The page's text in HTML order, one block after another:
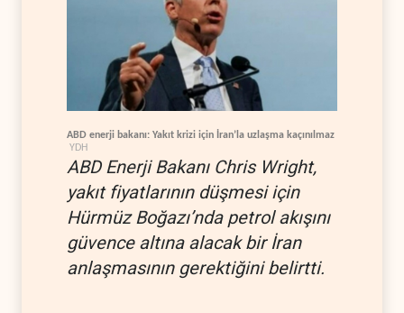
ABD enerji bakanı: Yakıt krizi için İran’la uzlaşma kaçınılmaz
YDH
ABD Enerji Bakanı Chris Wright,
yakıt fiyatlarının düşmesi için
Hürmüz Boğazı’nda petrol akışını
güvence altına alacak bir İran
anlaşmasının gerektiğini belirtti.